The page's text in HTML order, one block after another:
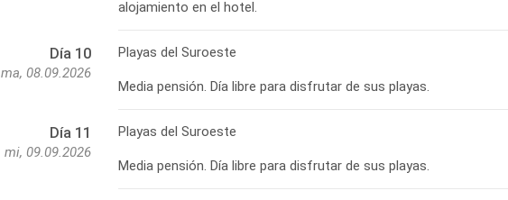
Día 10
ma, 08.09.2026
Playas del Suroeste
Media pensión. Día libre para disfrutar de sus playas.
Día 11
mi, 09.09.2026
Playas del Suroeste
Media pensión. Día libre para disfrutar de sus playas.